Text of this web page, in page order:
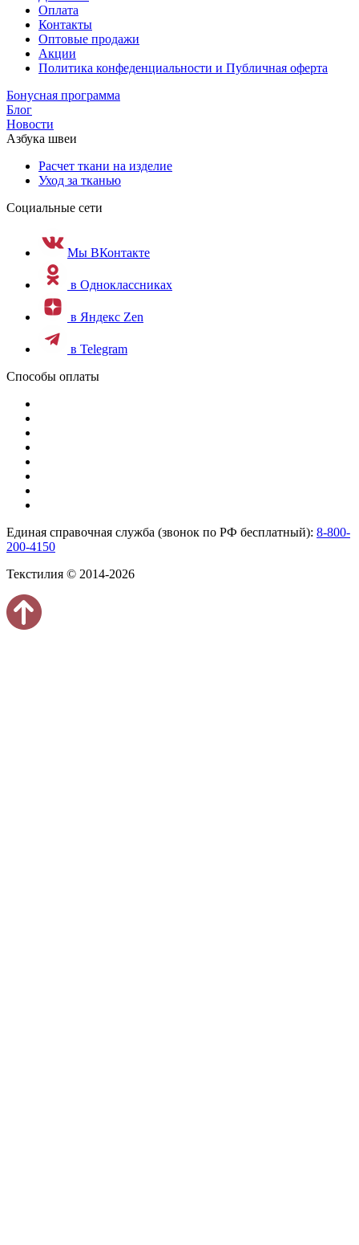
Оплата
Контакты
Оптовые продажи
Акции
Политика конфеденциальности и Публичная оферта
Бонусная программа
Блог
Новости
Азбука швеи
Расчет ткани на изделие
Уход за тканью
Социальные сети
Мы ВКонтакте
в Одноклассниках
в Яндекс Zen
в Telegram
Способы оплаты
Единая справочная служба (звонок по РФ бесплатный): 8-800-
200-4150
Текстилия © 2014-2026